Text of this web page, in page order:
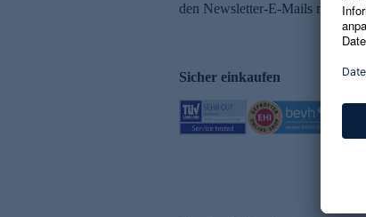
den Newsletter-E-Mails möglich.
Sicher einkaufen